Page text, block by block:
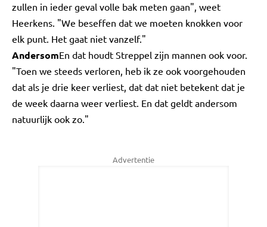
zullen in ieder geval volle bak meten gaan", weet
Heerkens. "We beseffen dat we moeten knokken voor
elk punt. Het gaat niet vanzelf."
AndersomEn dat houdt Streppel zijn mannen ook voor.
"Toen we steeds verloren, heb ik ze ook voorgehouden
dat als je drie keer verliest, dat dat niet betekent dat je
de week daarna weer verliest. En dat geldt andersom
natuurlijk ook zo."
Advertentie